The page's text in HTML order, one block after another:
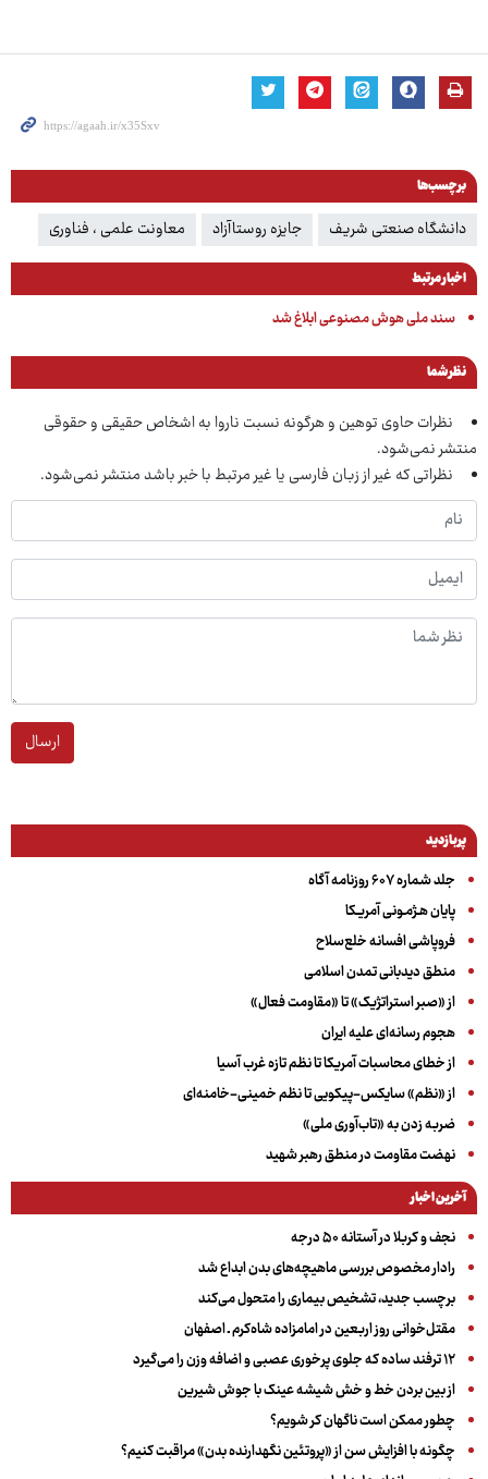
برچسب‌ها
دانشگاه صنعتی شریف جایزه روستاآزاد معاونت علمی ، فناوری
اخبار مرتبط
سند ملی هوش مصنوعی ابلاغ شد
نظر شما
نظرات حاوی توهین و هرگونه نسبت ناروا به اشخاص حقیقی و حقوقی
منتشر نمی‌شود.
نظراتی که غیر از زبان فارسی یا غیر مرتبط با خبر باشد منتشر نمی‌شود.
ارسال
پربازدید
جلد شماره ۶۰۷ روزنامه آگاه
پایان هـژمـونی آمریـکا
فروپاشی افسانه خلع‌سلاح
منطق دیدبانی تمدن اسلامی
از «صبر استراتژیک» تا «مقاومت فعال»
هجوم رسانه‌ای علیه ایران
از خطای محاسبات آمریکا تا نظم تازه غرب آسیا
از «نظم» سایکس-پیکویی تا نظم خمینی-خامنه‌ای
ضربه زدن به «تاب‌آوری ملی»
نهضت مقاومت در منطق رهبر شهید
آخرین اخبار
نجف و کربلا در آستانه ۵۰ درجه
رادار مخصوص بررسی ماهیچه‌های بدن ابداع شد
برچسب جدید، تشخیص بیماری را متحول می‌کند
مقتل‌خوانی روز اربعین در امامزاده شاه‌کرم ـ اصفهان
۱۲ ترفند ساده که جلوی پرخوری عصبی و اضافه ‌وزن را می‌گیرد
از بین بردن خط و خش شیشه عینک با جوش شیرین
چطور ممکن است ناگهان کر شویم؟
چگونه با افزایش سن از «پروتئین نگهدارنده بدن» مراقبت کنیم؟